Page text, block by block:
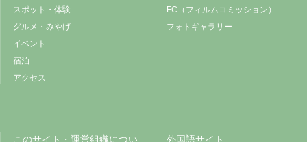
スポット・体験
グルメ・みやげ
イベント
宿泊
アクセス
FC（フィルムコミッション）
フォトギャラリー
このサイト・運営組織につい
外国語サイト